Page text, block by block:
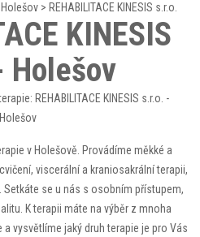
Holešov> REHABILITACE KINESIS s.r.o.
KINESIS
Holešov
REHABILITACE KINESIS s.r.o. -
Holešov
v Holešově. Provádíme měkké a
viscerální a kraniosakrální terapii,
se u nás s osobním přístupem,
K terapii máte na výběr z mnoha
vysvětlíme jaký druh terapie je pro Vás